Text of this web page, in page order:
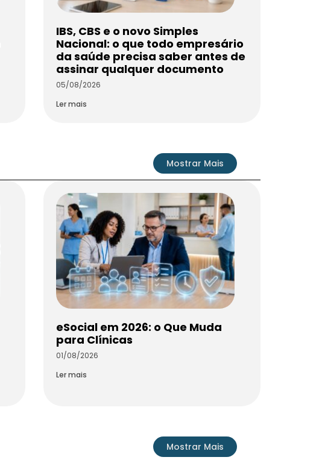
IBS, CBS e o novo Simples
Nacional: o que todo empresário
da saúde precisa saber antes de
assinar qualquer documento
05/08/2026
Ler mais
Mostrar Mais
eSocial em 2026: o Que Muda
para Clínicas
01/08/2026
Ler mais
Mostrar Mais